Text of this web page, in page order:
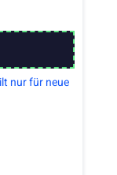
nur für neue